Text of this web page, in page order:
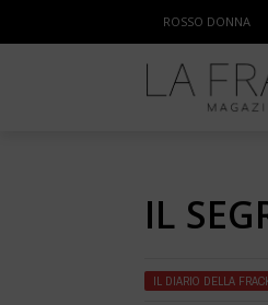
ROSSO DONNA
IL
IL DIARIO DELLA